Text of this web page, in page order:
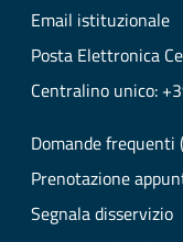
Email istituzionale
Posta Elettronica
Centralino unico:
Domande frequenti
Prenotazione
Segnala disservizio